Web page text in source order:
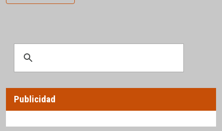
Publicidad